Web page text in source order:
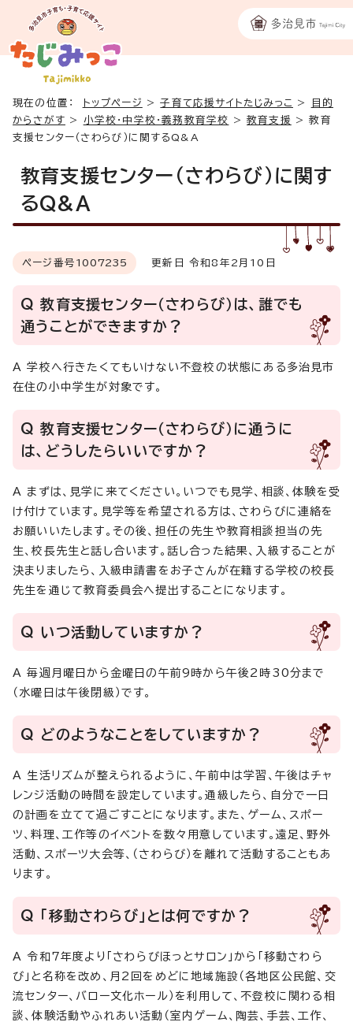
現在の位置： トップページ >子育て応援サイトたじみっこ >
目的
からさがす > 小学校・中学校・義務教育学校 >教育支援 >教育
支援センター（さわらび）に関するQ&A
教育支援センター（さわらび）に関す
るQ&A
ページ番号 1007235 更新日 令和8年2月10日
Q 教育支援センター（さわらび）は、誰でも
通うことができますか？
A 学校へ行きたくてもいけない不登校の状態にある多治見市
在住の小中学生が対象です。
Q 教育支援センター（さわらび）に通うに
は、どうしたらいいですか？
A まずは、見学に来てください。いつでも見学、相談、体験を受
け付けています。見学等を希望される方は、さわらびに連絡を
お願いいたします。その後、担任の先生や教育相談担当の先
生、校長先生と話し合います。話し合った結果、入級することが
決まりましたら、入級申請書をお子さんが在籍する学校の校長
先生を通じて教育委員会へ提出することになります。
Q いつ活動していますか？
A 毎週月曜日から金曜日の午前9時から午後2時30分まで
（水曜日は午後閉級）です。
Q どのようなことをしていますか？
A 生活リズムが整えられるように、午前中は学習、午後はチャ
レンジ活動の時間を設定しています。通級したら、自分で一日
の計画を立てて過ごすことになります。また、ゲーム、スポー
ツ、料理、工作等のイベントを数々用意しています。遠足、野外
活動、スポーツ大会等、（さわらび）を離れて活動することもあ
ります。
Q 「移動さわらび」とは何ですか？
A 令和7年度より「さわらびほっとサロン」から「移動さわら
び」と名称を改め、月2回をめどに地域施設（各地区公民館、交
流センター、バロー文化ホール）を利用して、不登校に関わる相
談、体験活動やふれあい活動（室内ゲーム、陶芸、手芸、工作、